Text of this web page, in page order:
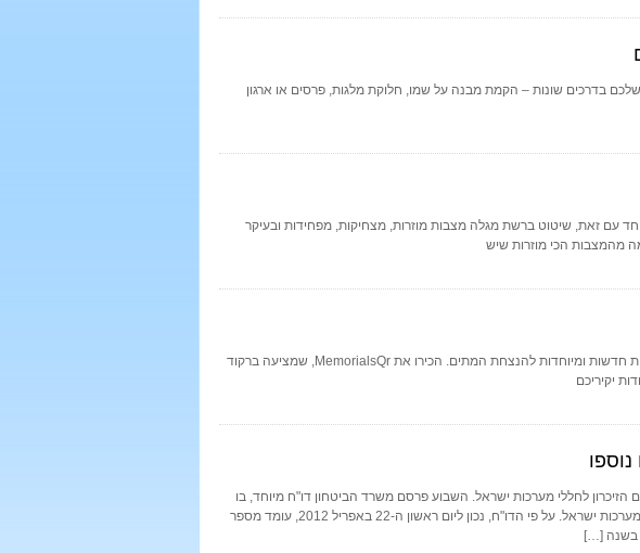
בדרכים שונות – הקמת מבנה על שמו, חלוקת מלגות, פרסים או ארגון
עם זאת, שיטוט ברשת מגלה מצבות מוזרות, מצחיקות, מפחידות ובעיקר
מהמצבות הכי מוזרות שיש
השינויים הטכנולוגיים שנכנסו לחיינו הביאו עמם גם שיטות חדשות ומיוחדות להנצחת המתים. הכירו את MemorialsQr, שמציעה ברקוד
יקיריכם
אירועי יום הזיכרון לחללי מערכות ישראל. השבוע פרסם משרד הביטחון דו"ח מיוחד, בו
פרסם עדכונים ונתונים אודות מספר הנופלים המעודכן במערכות ישראל. על פי הדו"ח, נכון ליום ראשון ה-22 באפריל 2012, עומד מספר